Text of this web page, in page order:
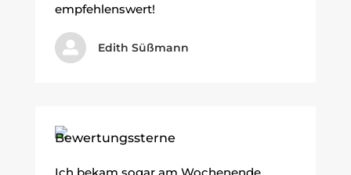
empfehlenswert!
 Edith Süßmann